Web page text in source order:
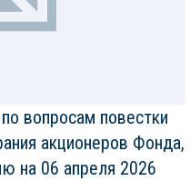
вопросам повестки
акционеров Фонда,
на 06 апреля 2026